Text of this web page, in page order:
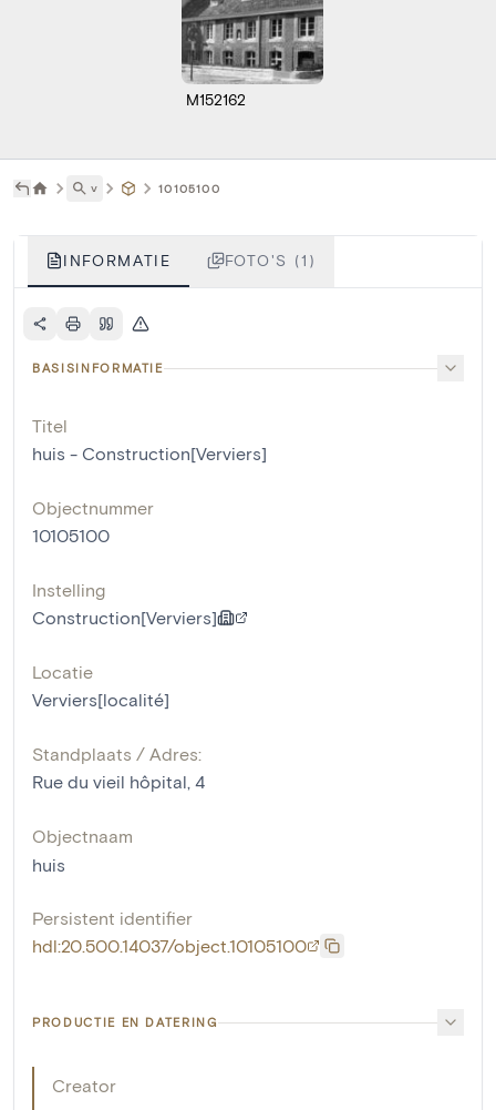
M152162
˅ 10105100
INFORMATIE FOTO'S (1)
BASISINFORMATIE
Titel
huis - Construction[Verviers]
Objectnummer
10105100
Instelling
Construction[Verviers]
Locatie
Verviers[localité]
Standplaats / Adres:
Rue du vieil hôpital, 4
Objectnaam
huis
Persistent identifier
hdl:20.500.14037/object.10105100
PRODUCTIE EN DATERING
Creator